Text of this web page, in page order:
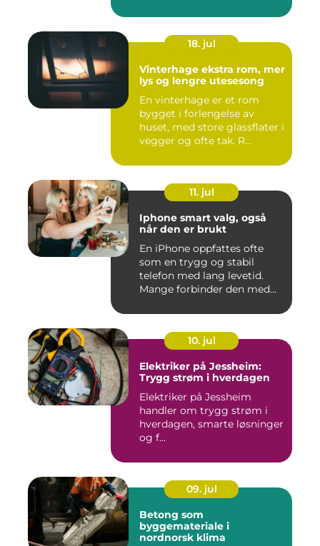
18. jul
Vinterhage ekstra rom, mer
lys og lengre utesesong
En vinterhage er et rom
bygget i forlengelse av
huset, med store glassflater i
vegger og ofte tak. R...
11. jul
Iphone smart valg, også
når den er brukt
En iPhone oppfattes ofte
som en trygg og stabil
telefon med lang levetid.
Mange forbinder den med
10. jul
Elektriker på Jessheim:
Trygg strøm i hverdagen
Elektriker på Jessheim
handler om trygg strøm i
hverdagen, smarte løsninger
og f...
09. jul
Betong som
byggemateriale i
nordnorsk klima